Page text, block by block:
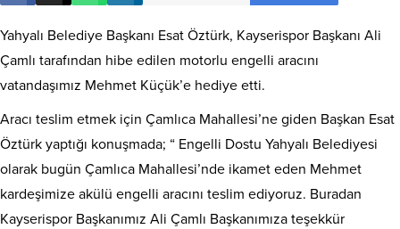
Yahyalı Belediye Başkanı Esat Öztürk, Kayserispor Başkanı Ali
Çamlı tarafından hibe edilen motorlu engelli aracını
vatandaşımız Mehmet Küçük’e hediye etti.
Aracı teslim etmek için Çamlıca Mahallesi’ne giden Başkan Esat
Öztürk yaptığı konuşmada; “ Engelli Dostu Yahyalı Belediyesi
olarak bugün Çamlıca Mahallesi’nde ikamet eden Mehmet
kardeşimize akülü engelli aracını teslim ediyoruz. Buradan
Kayserispor Başkanımız Ali Çamlı Başkanımıza teşekkür